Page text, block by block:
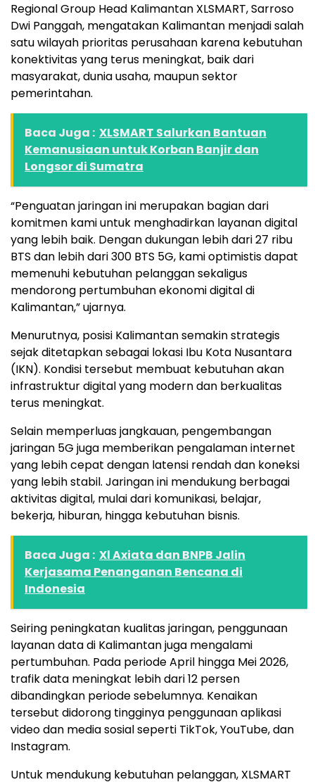
Regional Group Head Kalimantan XLSMART, Sarroso
Dwi Panggah, mengatakan Kalimantan menjadi salah
satu wilayah prioritas perusahaan karena kebutuhan
konektivitas yang terus meningkat, baik dari
masyarakat, dunia usaha, maupun sektor
pemerintahan.
Baca Juga : XLSMART Salurkan Bantuan
Kemanusiaan untuk Korban Banjir dan
Longsor di Sumatra
“Penguatan jaringan ini merupakan bagian dari
komitmen kami untuk menghadirkan layanan digital
yang lebih baik. Dengan dukungan lebih dari 27 ribu
BTS dan lebih dari 300 BTS 5G, kami optimistis dapat
memenuhi kebutuhan pelanggan sekaligus
mendorong pertumbuhan ekonomi digital di
Kalimantan,” ujarnya.
Menurutnya, posisi Kalimantan semakin strategis
sejak ditetapkan sebagai lokasi Ibu Kota Nusantara
(IKN). Kondisi tersebut membuat kebutuhan akan
infrastruktur digital yang modern dan berkualitas
terus meningkat.
Selain memperluas jangkauan, pengembangan
jaringan 5G juga memberikan pengalaman internet
yang lebih cepat dengan latensi rendah dan koneksi
yang lebih stabil. Jaringan ini mendukung berbagai
aktivitas digital, mulai dari komunikasi, belajar,
bekerja, hiburan, hingga kebutuhan bisnis.
Baca Juga : Xl Axiata dan BNPB Jalin
Kerjasama Penanganan Bencana di
Indonesia
Seiring peningkatan kualitas jaringan, penggunaan
layanan data di Kalimantan juga mengalami
pertumbuhan. Pada periode April hingga Mei 2026,
trafik data meningkat lebih dari 12 persen
dibandingkan periode sebelumnya. Kenaikan
tersebut didorong tingginya penggunaan aplikasi
video dan media sosial seperti TikTok, YouTube, dan
Instagram.
Untuk mendukung kebutuhan pelanggan, XLSMART